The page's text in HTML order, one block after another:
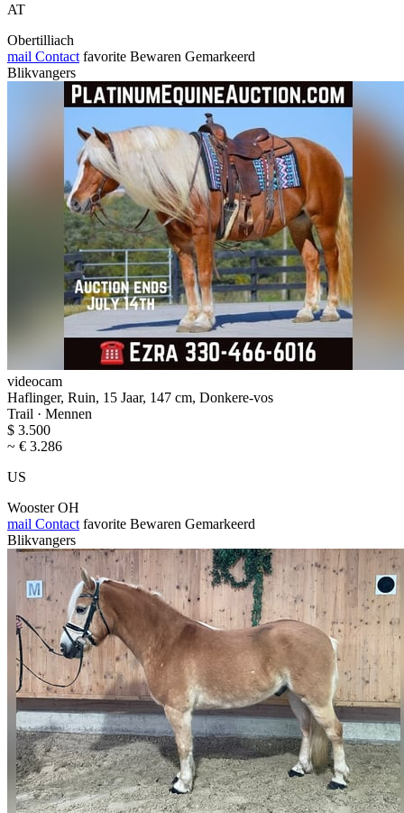
AT
Obertilliach
mail Contact favorite Bewaren Gemarkeerd
Blikvangers
videocam
Haflinger, Ruin, 15 Jaar, 147 cm, Donkere-vos
Trail · Mennen
$ 3.500
~ € 3.286
US
Wooster OH
mail Contact favorite Bewaren Gemarkeerd
Blikvangers